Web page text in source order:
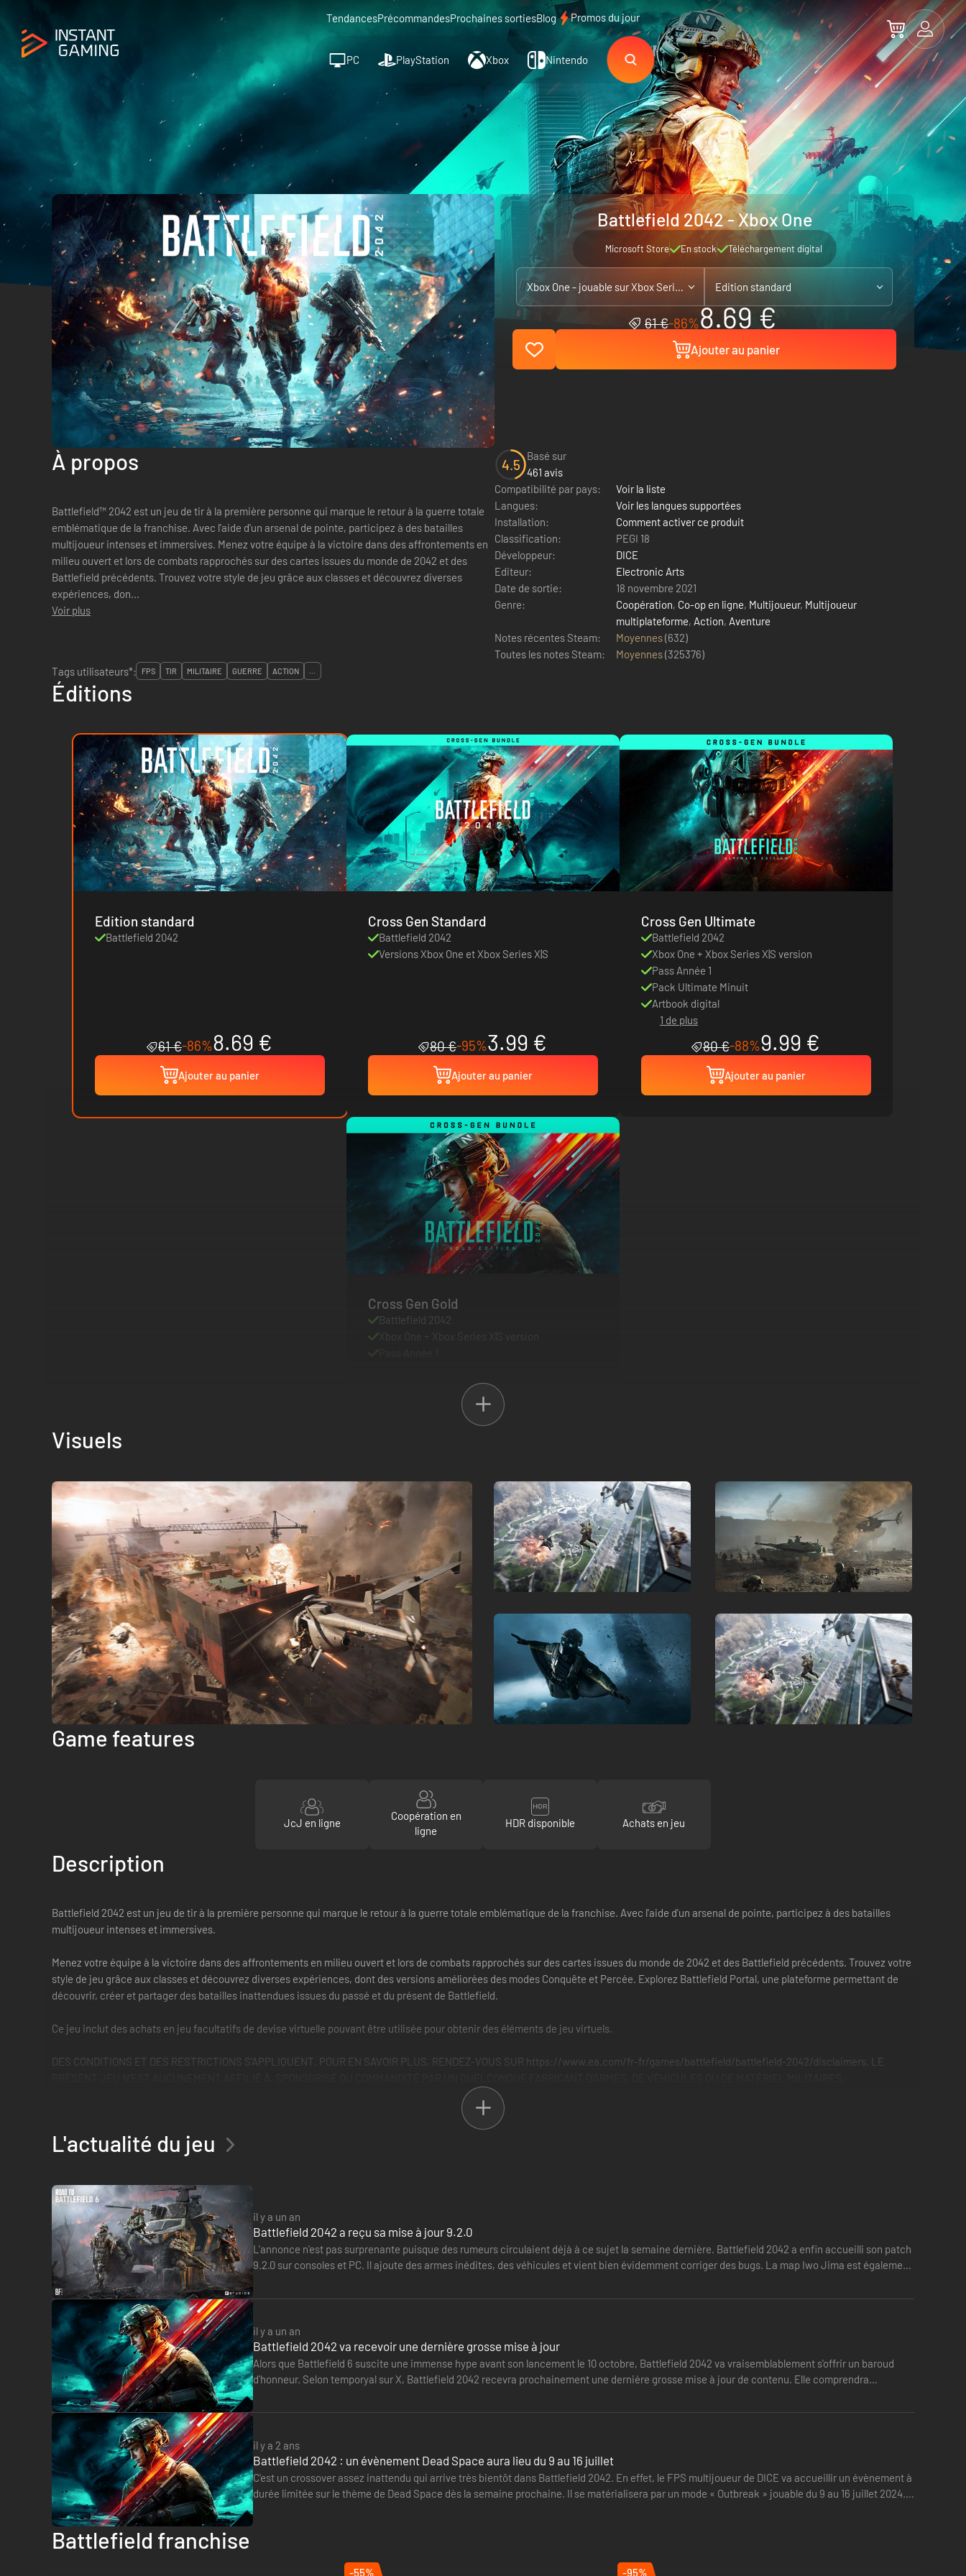
TendancesPrécommandesProchaines sortiesBlog Promos du jour
PC PlayStation Xbox Nintendo
Battlefield 2042 - Xbox One
Microsoft Store En stock Téléchargement digital
Xbox One - jouable sur Xbox Series X|S Edition standard
61 €-86%8.69 €
Ajouter au panier
À propos
Battlefield™ 2042 est un jeu de tir à la première personne qui marque le retour à la guerre totale
emblématique de la franchise. Avec l'aide d'un arsenal de pointe, participez à des batailles
multijoueur intenses et immersives. Menez votre équipe à la victoire dans des affrontements en
milieu ouvert et lors de combats rapprochés sur des cartes issues du monde de 2042 et des
Battlefield précédents. Trouvez votre style de jeu grâce aux classes et découvrez diverses
expériences, don...
Voir plus
4.5
Basé sur
461 avis
Compatibilité par pays:
Voir la liste
Langues:
Voir les langues supportées
Installation:
Comment activer ce produit
Classification:
PEGI 18
Développeur:
DICE
Editeur:
Electronic Arts
Date de sortie:
18 novembre 2021
Genre:
Coopération, Co-op en ligne, Multijoueur, Multijoueur
multiplateforme, Action, Aventure
Notes récentes Steam:
Moyennes(632)
Toutes les notes Steam:
Moyennes(325376)
Tags utilisateurs*:
FPS TIR MILITAIRE GUERRE ACTION ...
Éditions
Edition standard
Battlefield 2042
61 €-86%8.69 €
Ajouter au panier
Cross Gen Standard
Battlefield 2042
Versions Xbox One et Xbox Series X|S
80 €-95%3.99 €
Ajouter au panier
Cross Gen Ultimate
Battlefield 2042
Xbox One + Xbox Series X|S version
Pass Année 1
Pack Ultimate Minuit
Artbook digital
1 de plus
80 €-88%9.99 €
Ajouter au panier
Cross Gen Gold
Battlefield 2042
Xbox One + Xbox Series X|S version
Visuels
Game features
JcJ en ligne
Coopération en
ligne
HDR disponible Achats en jeu
Description
Battlefield 2042 est un jeu de tir à la première personne qui marque le retour à la guerre totale emblématique de la franchise. Avec l'aide d'un arsenal de pointe, participez à des batailles
multijoueur intenses et immersives.
Menez votre équipe à la victoire dans des affrontements en milieu ouvert et lors de combats rapprochés sur des cartes issues du monde de 2042 et des Battlefield précédents. Trouvez votre
style de jeu grâce aux classes et découvrez diverses expériences, dont des versions améliorées des modes Conquête et Percée. Explorez Battlefield Portal, une plateforme permettant de
découvrir, créer et partager des batailles inattendues issues du passé et du présent de Battlefield.
Ce jeu inclut des achats en jeu facultatifs de devise virtuelle pouvant être utilisée pour obtenir des éléments de jeu virtuels.
DES CONDITIONS ET DES RESTRICTIONS S’APPLIQUENT. POUR EN SAVOIR PLUS, RENDEZ-VOUS SUR https://www.ea.com/fr-fr/games/battlefield/battlefield-2042/disclaimers. LE
L'actualité du jeu
il y a un an
Battlefield 2042 a reçu sa mise à jour 9.2.0
L'annonce n'est pas surprenante puisque des rumeurs circulaient déjà à ce sujet la semaine dernière. Battlefield 2042 a enfin accueilli son patch
9.2.0 sur consoles et PC. Il ajoute des armes inédites, des véhicules et vient bien évidemment corriger des bugs. La map Iwo Jima est également
il y a un an
Battlefield 2042 va recevoir une dernière grosse mise à jour
Alors que Battlefield 6 suscite une immense hype avant son lancement le 10 octobre, Battlefield 2042 va vraisemblablement s'offrir un baroud
d'honneur. Selon temporyal sur X, Battlefield 2042 recevra prochainement une dernière grosse mise à jour de contenu. Elle comprendra
il y a 2 ans
Battlefield 2042 : un évènement Dead Space aura lieu du 9 au 16 juillet
C'est un crossover assez inattendu qui arrive très bientôt dans Battlefield 2042. En effet, le FPS multijoueur de DICE va accueillir un évènement à
durée limitée sur le thème de Dead Space dès la semaine prochaine. Il se matérialisera par un mode « Outbreak » jouable du 9 au 16 juillet 2024.
Battlefield franchise
-55% -95%